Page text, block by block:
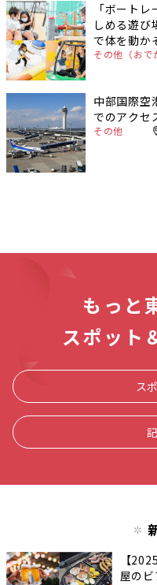
「ボート
しめる遊び
で体を動か
その他（おで
中部国際空
でのアクセ
その他
もっと
スポット
ス
【
屋のビ